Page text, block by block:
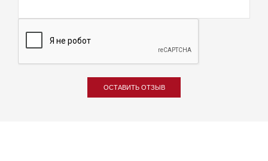
ОСТАВИТЬ ОТЗЫВ